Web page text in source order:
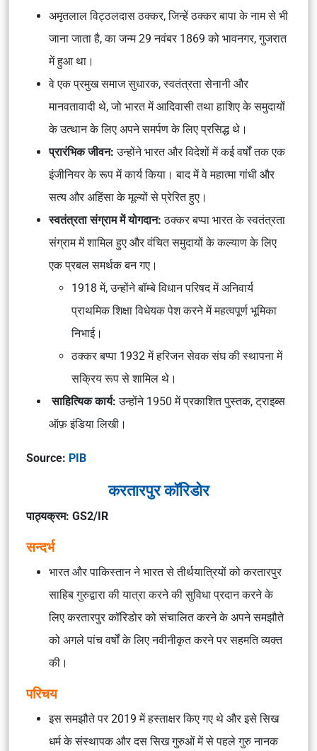
अमृतलाल विट्ठलदास ठक्कर, जिन्हें ठक्कर बापा के नाम से भी
जाना जाता है, का जन्म 29 नवंबर 1869 को भावनगर, गुजरात
में हुआ था।
वे एक प्रमुख समाज सुधारक, स्वतंत्रता सेनानी और
मानवतावादी थे, जो भारत में आदिवासी तथा हाशिए के समुदायों
के उत्थान के लिए अपने समर्पण के लिए प्रसिद्ध थे।
प्रारंभिक जीवन:उन्होंने भारत और विदेशों में कई वर्षों तक एक
इंजीनियर के रूप में कार्य किया। बाद में वे महात्मा गांधी और
सत्य और अहिंसा के मूल्यों से प्रेरित हुए।
स्वतंत्रता संग्राम में योगदान:ठक्कर बप्पा भारत के स्वतंत्रता
संग्राम में शामिल हुए और वंचित समुदायों के कल्याण के लिए
एक प्रबल समर्थक बन गए।
1918 में, उन्होंने बॉम्बे विधान परिषद में अनिवार्य
प्राथमिक शिक्षा विधेयक पेश करने में महत्वपूर्ण भूमिका
निभाई।
ठक्कर बप्पा 1932 में हरिजन सेवक संघ की स्थापना में
सक्रिय रूप से शामिल थे।
साहित्यिक कार्य: उन्होंने 1950 में प्रकाशित पुस्तक, ट्राइब्स
ऑफ़ इंडिया लिखी।
Source: PIB
करतारपुर कॉरिडोर
पाठ्यक्रम: GS2/IR
सन्दर्भ
भारत और पाकिस्तान ने भारत से तीर्थयात्रियों को करतारपुर
साहिब गुरुद्वारा की यात्रा करने की सुविधा प्रदान करने के
लिए करतारपुर कॉरिडोर को संचालित करने के अपने समझौते
को अगले पांच वर्षों के लिए नवीनीकृत करने पर सहमति व्यक्त
की।
परिचय
इस समझौते पर 2019 में हस्ताक्षर किए गए थे और इसे सिख
धर्म के संस्थापक और दस सिख गुरुओं में से पहले गुरु नानक